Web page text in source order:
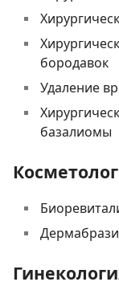
бородавок
Удаление
базалиомы